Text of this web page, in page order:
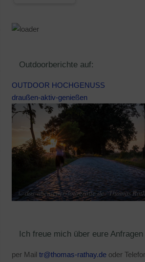
Outdoorberichte auf:
OUTDOOR HOCHGENUSS
draußen-aktiv-genießen
Ich freue mich über eure
per Mail tr@thomas-rathay.deoder